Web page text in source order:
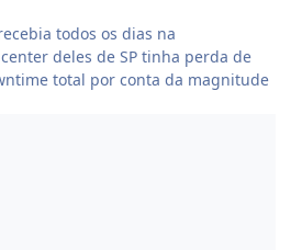
todos os dias na
deles de SP tinha perda de
total por conta da magnitude